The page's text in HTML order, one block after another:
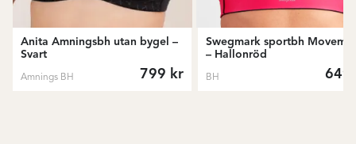
Anita Amningsbh utan bygel –
Svart
Amnings BH 799 kr
Swegmark sportbh
– Hallonröd
BH 649